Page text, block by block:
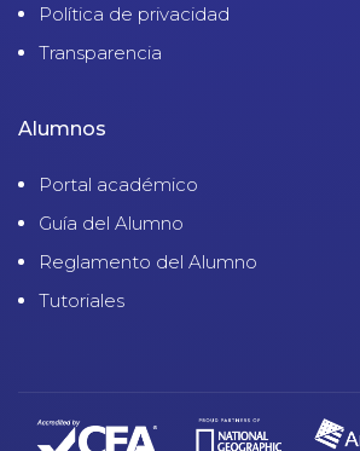
Política de privacidad
Transparencia
Alumnos
Portal académico
Guía del Alumno
Reglamento del Alumno
Tutoriales